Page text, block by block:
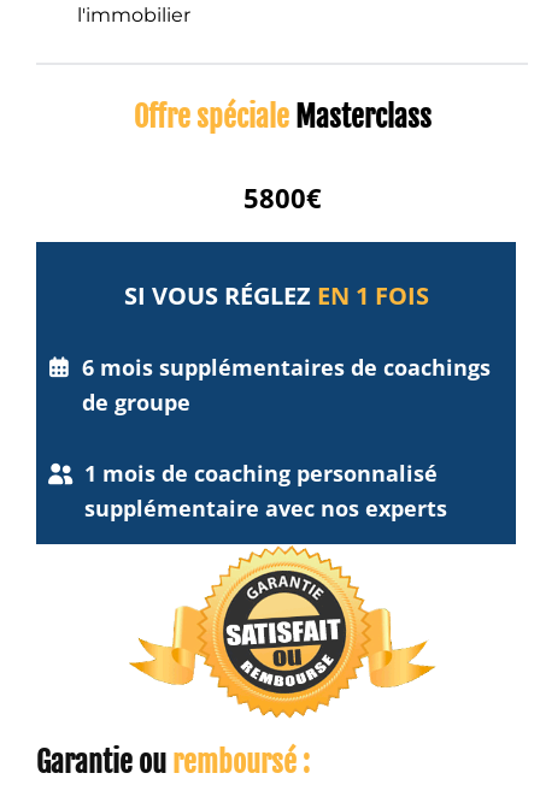
l'immobilier
Offre spéciale Masterclass
5800€
SI VOUS RÉGLEZ EN 1 FOIS
6 mois supplémentaires de coachings
de groupe
1 mois de coaching personnalisé
supplémentaire avec nos experts
Garantie ou remboursé :